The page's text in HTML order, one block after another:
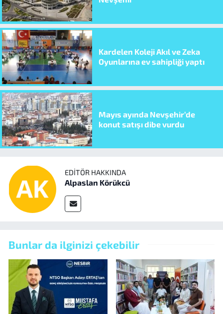
Kardelen Koleji Akıl ve Zeka
Oyunlarına ev sahipliği yaptı
Mayıs ayında Nevşehir’de
konut satışı dibe vurdu
EDITÖR HAKKINDA
Alpaslan Körükcü
Bunlar da ilginizi çekebilir